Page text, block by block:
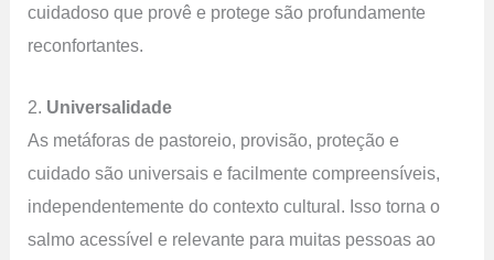
cuidadoso que provê e protege são profundamente
reconfortantes.
2. Universalidade
As metáforas de pastoreio, provisão, proteção e
cuidado são universais e facilmente compreensíveis,
independentemente do contexto cultural. Isso torna o
salmo acessível e relevante para muitas pessoas ao